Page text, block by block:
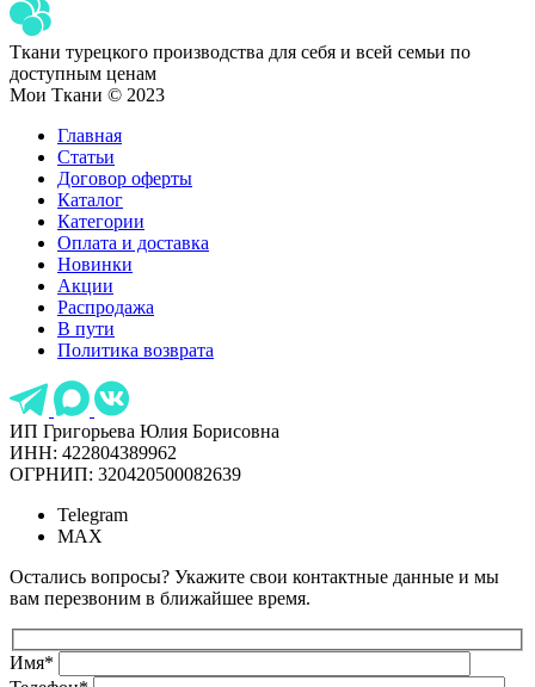
Ткани турецкого производства для себя и всей семьи по
доступным ценам
Мои Ткани © 2023
Главная
Статьи
Договор оферты
Каталог
Категории
Оплата и доставка
Новинки
Акции
Распродажа
В пути
Политика возврата
ИП Григорьева Юлия Борисовна
ИНН: 422804389962
ОГРНИП: 320420500082639
Telegram
MAX
Остались вопросы? Укажите свои контактные данные и мы
вам перезвоним в ближайшее время.
Имя*